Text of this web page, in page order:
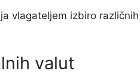
vlagateljem izbiro
valut